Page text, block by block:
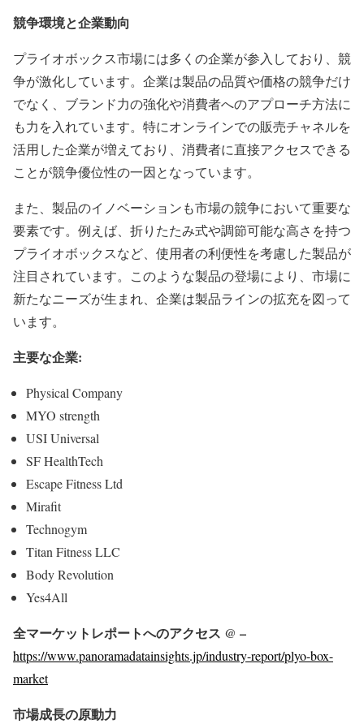
競争環境と企業動向
プライオボックス市場には多くの企業が参入しており、競
争が激化しています。企業は製品の品質や価格の競争だけ
でなく、ブランド力の強化や消費者へのアプローチ方法に
も力を入れています。特にオンラインでの販売チャネルを
活用した企業が増えており、消費者に直接アクセスできる
ことが競争優位性の一因となっています。
また、製品のイノベーションも市場の競争において重要な
要素です。例えば、折りたたみ式や調節可能な高さを持つ
プライオボックスなど、使用者の利便性を考慮した製品が
注目されています。このような製品の登場により、市場に
新たなニーズが生まれ、企業は製品ラインの拡充を図って
います。
主要な企業:
Physical Company
MYO strength
USI Universal
SF HealthTech
Escape Fitness Ltd
Mirafit
Technogym
Titan Fitness LLC
Body Revolution
Yes4All
全マーケットレポートへのアクセス @ –
https://www.panoramadatainsights.jp/industry-report/plyo-box-
market
市場成長の原動力